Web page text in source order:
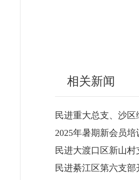
相关新闻
民进重大总支、沙
2025年暑期新会员
民进大渡口区新山
民进綦江区第六支